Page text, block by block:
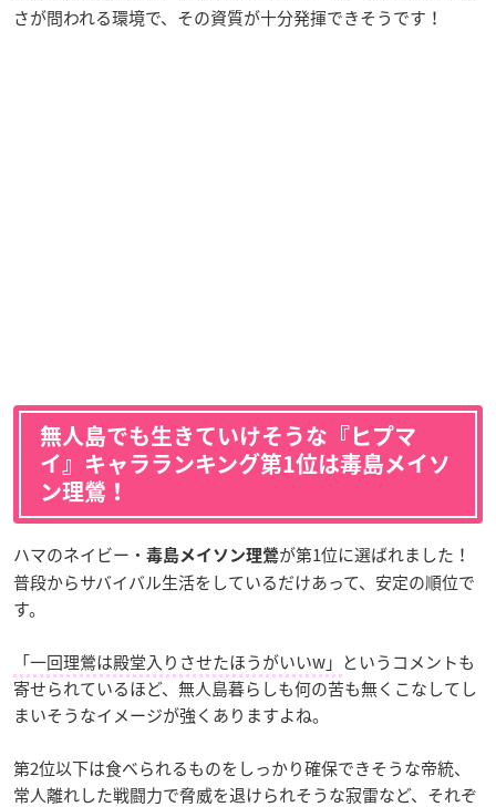
さが問われる環境で、その資質が十分発揮できそうです！
無人島でも生きていけそうな『ヒプマ
イ』キャラランキング第1位は毒島メイソ
ン理鶯！
ハマのネイビー・ 毒島メイソン理鶯が第1位に選ばれました！
普段からサバイバル生活をしているだけあって、安定の順位で
す。
「一回理鶯は殿堂入りさせたほうがいいw」 というコメントも
寄せられているほど、無人島暮らしも何の苦も無くこなしてし
まいそうなイメージが強くありますよね。
第2位以下は食べられるものをしっかり確保できそうな帝統、
常人離れした戦闘力で脅威を退けられそうな寂雷など、それぞ